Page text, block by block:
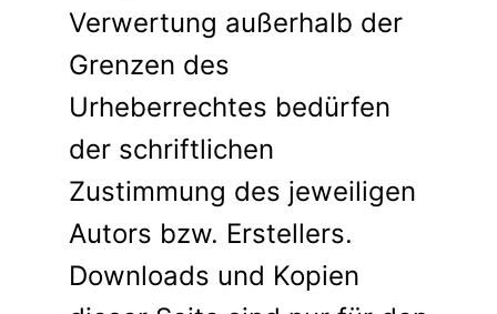
Verwertung außerhalb der
Grenzen des
Urheberrechtes bedürfen
der schriftlichen
Zustimmung des jeweiligen
Autors bzw. Erstellers.
Downloads und Kopien